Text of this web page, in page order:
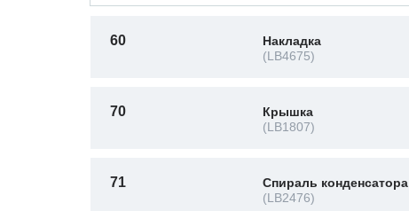
60
Накладка
(LB4675)
70
Крышка
(LB1807)
71
Спираль конденсатора
(LB2476)